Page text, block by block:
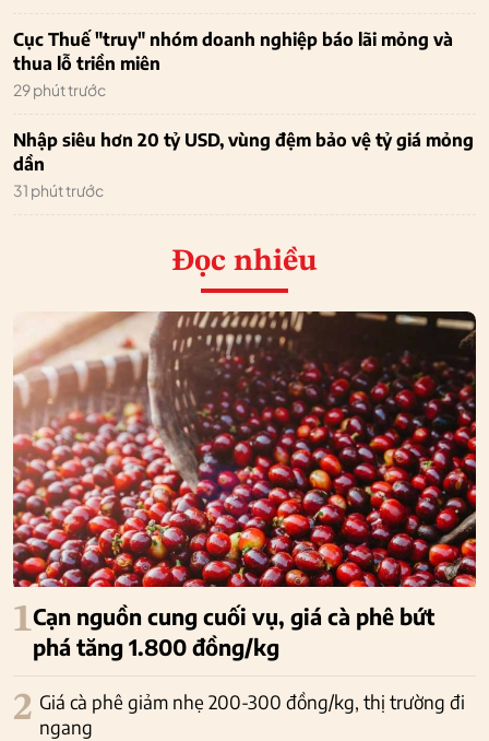
Cục Thuế "truy" nhóm doanh nghiệp báo lãi mỏng và
thua lỗ triền miên
29 phút trước
Nhập siêu hơn 20 tỷ USD, vùng đệm bảo vệ tỷ giá mỏng
dần
31 phút trước
Đọc nhiều
1Cạn nguồn cung cuối vụ, giá cà phê bứt
phá tăng 1.800 đồng/kg
2 Giá cà phê giảm nhẹ 200-300 đồng/kg, thị trường đi
ngang